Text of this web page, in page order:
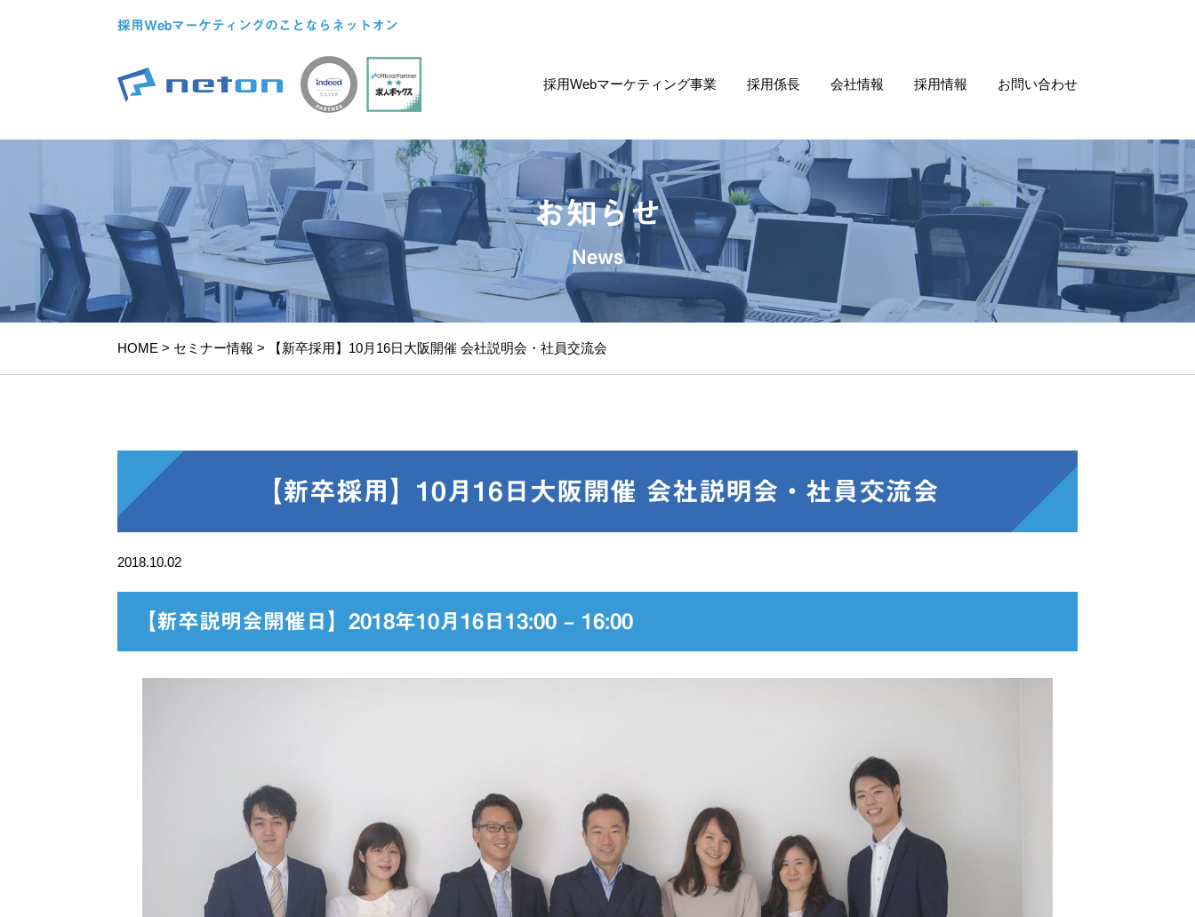
採用Webマーケティングのことならネットオン
採用Webマーケティング事業 採用係長 会社情報 採用情報 お問い合わせ
お知らせ
News
HOME > セミナー情報 > 【新卒採用】10月16日大阪開催 会社説明会・社員交流会
【新卒採用】10月16日大阪開催 会社説明会・社員交流会
2018.10.02
【新卒説明会開催日】2018年10月16日13:00 – 16:00